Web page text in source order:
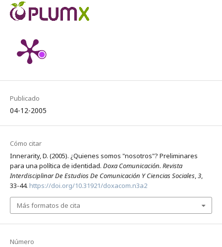
Publicado
04-12-2005
Número
Cómo citar
Innerarity, D. (2005). ¿Quienes somos "nosotros"? Preliminares
para una política de identidad. Doxa Comunicación. Revista
Interdisciplinar De Estudios De Comunicación Y Ciencias Sociales,3,
33-44. https://doi.org/10.31921/doxacom.n3a2
Más formatos de cita